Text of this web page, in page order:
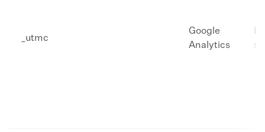
​_utmc
Google
Analytics